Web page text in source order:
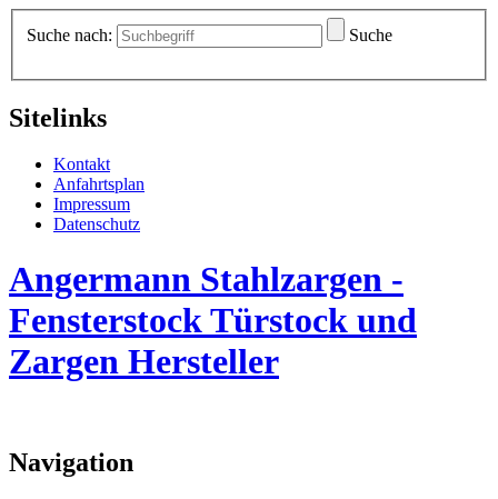
Suche nach: Suche
Sitelinks
Kontakt
Anfahrtsplan
Impressum
Datenschutz
Angermann Stahlzargen -
Fensterstock Türstock und
Zargen Hersteller
Navigation